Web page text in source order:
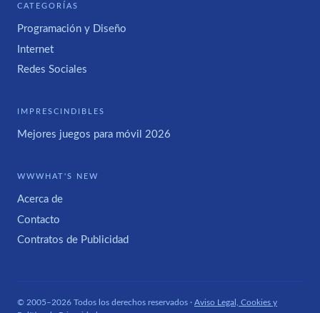
CATEGORÍAS
Programación y Diseño
Internet
Redes Sociales
IMPRESCINDIBLES
Mejores juegos para móvil 2026
WWWHAT'S NEW
Acerca de
Contacto
Contratos de Publicidad
© 2005–2026 Todos los derechos reservados · Aviso Legal, Cookies y